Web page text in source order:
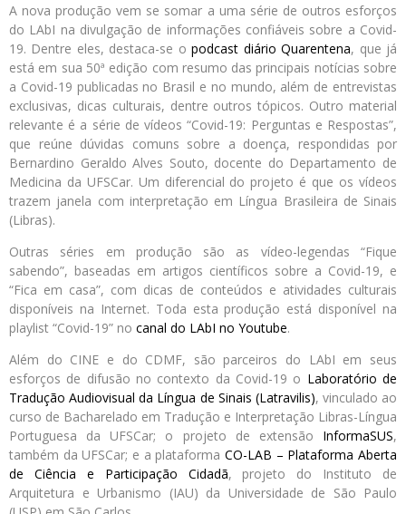
A nova produção vem se somar a uma série de outros esforços
do LAbI na divulgação de informações confiáveis sobre a Covid-
19. Dentre eles, destaca-se opodcast diário Quarentena, que já
está em sua 50ª edição com resumo das principais notícias sobre
a Covid-19 publicadas no Brasil e no mundo, além de entrevistas
exclusivas, dicas culturais, dentre outros tópicos. Outro material
relevante é a série de vídeos “Covid-19: Perguntas e Respostas”,
que reúne dúvidas comuns sobre a doença, respondidas por
Bernardino Geraldo Alves Souto, docente do Departamento de
Medicina da UFSCar. Um diferencial do projeto é que os vídeos
trazem janela com interpretação em Língua Brasileira de Sinais
(Libras).
Outras séries em produção são as vídeo-legendas “Fique
sabendo”, baseadas em artigos científicos sobre a Covid-19, e
“Fica em casa”, com dicas de conteúdos e atividades culturais
disponíveis na Internet. Toda esta produção está disponível na
playlist “Covid-19” no canal do LAbI no Youtube.
Além do CINE e do CDMF, são parceiros do LAbI em seus
esforços de difusão no contexto da Covid-19 o Laboratório de
Tradução Audiovisual da Língua de Sinais (Latravilis), vinculado ao
curso de Bacharelado em Tradução e Interpretação Libras-Língua
Portuguesa da UFSCar; o projeto de extensão InformaSUS,
também da UFSCar; e a plataforma CO-LAB – Plataforma Aberta
de Ciência e Participação Cidadã, projeto do Instituto de
Arquitetura e Urbanismo (IAU) da Universidade de São Paulo